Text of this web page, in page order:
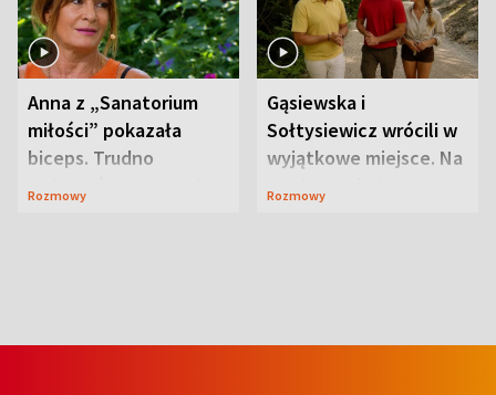
Anna z „Sanatorium
miłości” pokazała
biceps. Trudno
uwierzyć, co przeszła
Rozmowy
Gąsiewska i
Sołtysiewicz wrócili w
wyjątkowe miejsce. Na
szlaku czekał
Rozmowy